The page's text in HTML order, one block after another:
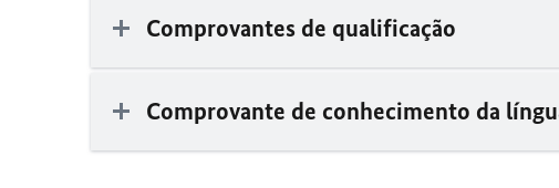
Comprovantes de qualificação
Comprovante de conhecimento da